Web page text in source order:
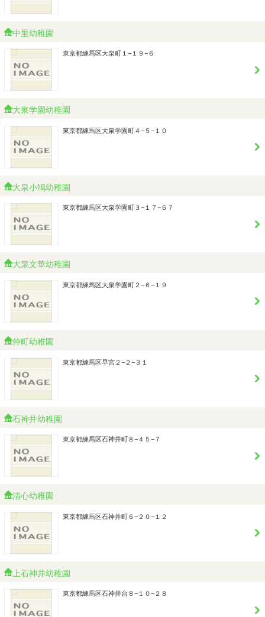
中里幼稚園
東京都練馬区大泉町１−１９−６
大泉学園幼稚園
東京都練馬区大泉学園町４−５−１０
大泉小鳩幼稚園
東京都練馬区大泉学園町３−１７−６７
大泉文華幼稚園
東京都練馬区大泉学園町２−６−１９
仲町幼稚園
東京都練馬区早宮２−２−３１
石神井幼稚園
東京都練馬区石神井町８−４５−７
清心幼稚園
東京都練馬区石神井町６−２０−１２
上石神井幼稚園
東京都練馬区石神井台８−１０−２８